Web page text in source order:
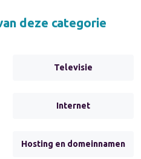
deze categorie
Televisie
Internet
Hosting en domeinnamen